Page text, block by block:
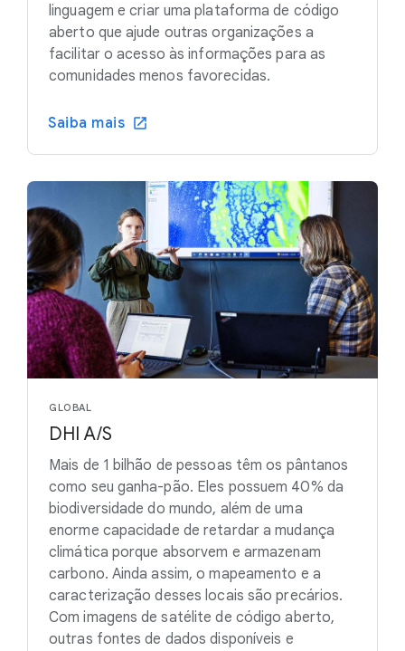
linguagem e criar uma plataforma de código
aberto que ajude outras organizações a
facilitar o acesso às informações para as
comunidades menos favorecidas.
Saiba mais
GLOBAL
DHI A/S
Mais de 1 bilhão de pessoas têm os pântanos
como seu ganha-pão. Eles possuem 40% da
biodiversidade do mundo, além de uma
enorme capacidade de retardar a mudança
climática porque absorvem e armazenam
carbono. Ainda assim, o mapeamento e a
caracterização desses locais são precários.
Com imagens de satélite de código aberto,
outras fontes de dados disponíveis e